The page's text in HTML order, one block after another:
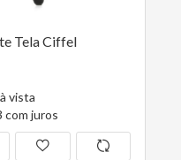
Tela Ciffel
vista
com juros